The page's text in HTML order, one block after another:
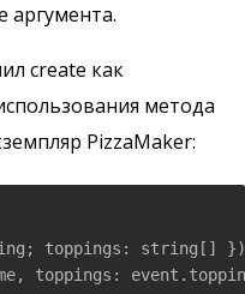
аргумента.
create как
метода
PizzaMaker:
toppings: string[]
toppings: